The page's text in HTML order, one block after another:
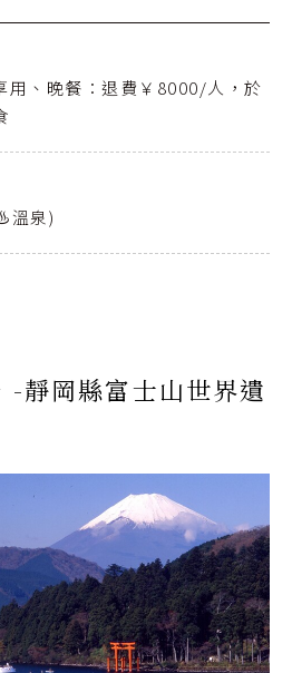
用、晚餐：退費￥8000/人，於
溫泉)
-靜岡縣富士山世界遺